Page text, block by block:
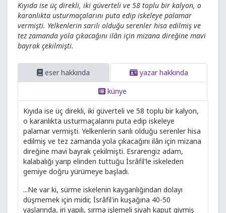
Kıyıda ise üç direkli, iki güverteli ve 58 toplu bir kalyon, o
karanlıkta usturmaçalarını puta edip iskeleye palamar
vermişti. Yelkenlerin sarılı olduğu serenler hisa edilmiş ve
tez zamanda yola çıkacağını ilân için mizana direğine mavi
bayrak çekilmişti.
eser hakkında
yazar hakkında
künye
Kıyıda ise üç direkli, iki güverteli ve 58 toplu bir kalyon,
o karanlıkta usturmaçalarını puta edip iskeleye
palamar vermişti. Yelkenlerin sarılı olduğu serenler hisa
edilmiş ve tez zamanda yola çıkacağını ilân için mizana
direğine mavi bayrak çekilmişti. Esrarengiz adam,
kalabalığı yarıp elinden tuttuğu İsrâfil'le iskeleden
gemiye doğru yürümeye başladı.
...Ne var ki, sürme iskelenin kayganlığından dolayı
düşmemek için midir, İsrâfil'in kuşağına 40-50
yaşlarında, iri yapılı, sırma işlemeli siyah kaput giymiş